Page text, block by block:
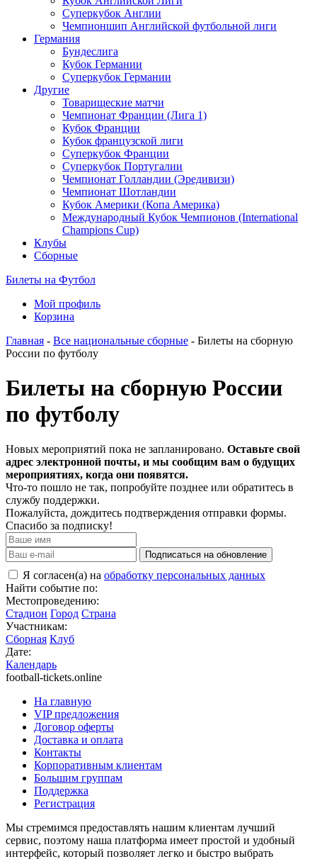
Суперкубок Англии
Чемпионшип Английской футбольной лиги
Германия
Бундеслига
Кубок Германии
Суперкубок Германии
Другие
Товарищеские матчи
Чемпионат Франции (Лига 1)
Кубок Франции
Кубок французской лиги
Суперкубок Франции
Суперкубок Португалии
Чемпионат Голландии (Эредивизи)
Чемпионат Шотландии
Кубок Америки (Копа Америка)
Международный Кубок Чемпионов (International
Champions Cup)
Клубы
Сборные
Билеты на Футбол
Мой профиль
Корзина
Главная - Все национальные сборные - Билеты на сборную
России по футболу
Билеты на сборную России
по футболу
Новых мероприятий пока не запланировано. Оставьте свой
адрес электронной почты, и мы сообщим вам о будущих
мероприятиях, когда они появятся.
Что-то пошло не так, попробуйте позднее или обратитесь в
службу поддержки.
Пожалуйста, дождитесь подтверждения отправки формы.
Спасибо за подписку!
Подписаться на обновление
Я согласен(а) на обработку персональных данных
Найти событие по:
Местопроведению:
Стадион Город Страна
Участникам:
Сборная Клуб
Дате:
Календарь
football-tickets.online
На главную
VIP предложения
Договор оферты
Доставка и оплата
Контакты
Корпоративным клиентам
Большим группам
Поддержка
Регистрация
Мы стремимся предоставлять нашим клиентам лучший
сервис, поэтому наша платформа имеет простой и удобный
интерфейс, который позволяет легко и быстро выбрать